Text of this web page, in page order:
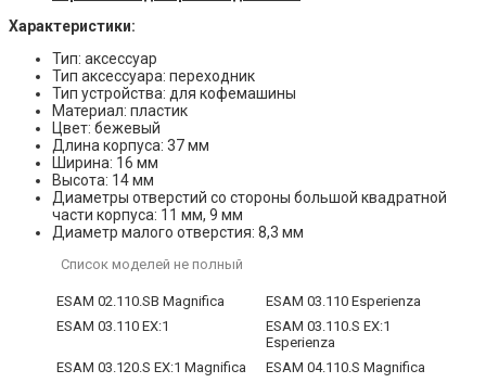
Характеристики:
Тип: аксессуар
Тип аксессуара: переходник
Тип устройства: для кофемашины
Материал: пластик
Цвет: бежевый
Длина корпуса: 37 мм
Ширина: 16 мм
Высота: 14 мм
Диаметры отверстий со стороны большой квадратной
части корпуса: 11 мм, 9 мм
Диаметр малого отверстия: 8,3 мм
Список моделей не полный
ESAM 02.110.SB Magnifica
ESAM 03.110 Esperienza
ESAM 03.110 EX:1
ESAM 03.110.S EX:1
Esperienza
ESAM 03.120.S EX:1 Magnifica
ESAM 04.110.S Magnifica